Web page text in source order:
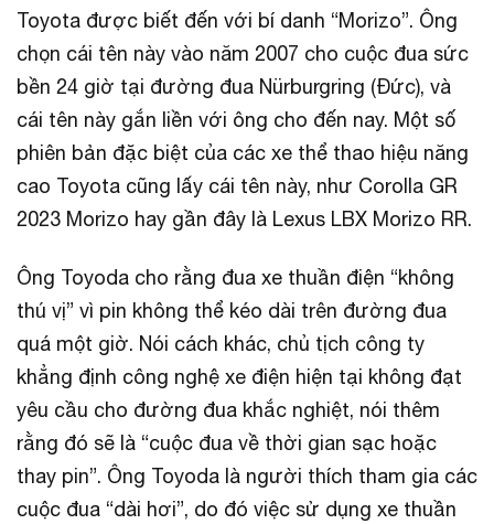
Toyota được biết đến với bí danh “Morizo”. Ông
chọn cái tên này vào năm 2007 cho cuộc đua sức
bền 24 giờ tại đường đua Nürburgring (Đức), và
cái tên này gắn liền với ông cho đến nay. Một số
phiên bản đặc biệt của các xe thể thao hiệu năng
cao Toyota cũng lấy cái tên này, như Corolla GR
2023 Morizo hay gần đây là Lexus LBX Morizo RR.
Ông Toyoda cho rằng đua xe thuần điện “không
thú vị” vì pin không thể kéo dài trên đường đua
quá một giờ. Nói cách khác, chủ tịch công ty
khẳng định công nghệ xe điện hiện tại không đạt
yêu cầu cho đường đua khắc nghiệt, nói thêm
rằng đó sẽ là “cuộc đua về thời gian sạc hoặc
thay pin”. Ông Toyoda là người thích tham gia các
cuộc đua “dài hơi”, do đó việc sử dụng xe thuần